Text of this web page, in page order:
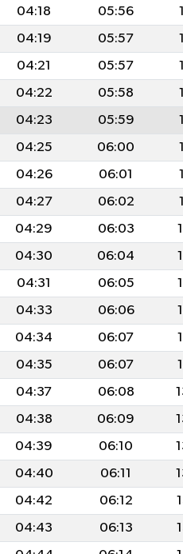
04:18 05:56
04:19 05:57
04:21 05:57
04:22 05:58
04:23 05:59
04:25 06:00
04:26 06:01
04:27 06:02
04:29 06:03
04:30 06:04
04:31 06:05
04:33 06:06
04:34 06:07
04:35 06:07
04:37 06:08
04:38 06:09
04:39 06:10
04:40 06:11
04:42 06:12
04:43 06:13